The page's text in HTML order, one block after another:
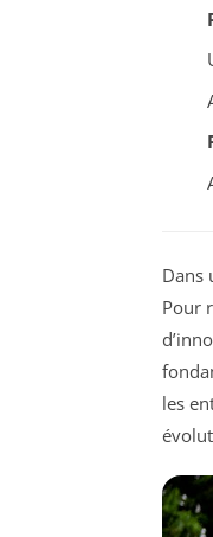
Dans
Pour
les